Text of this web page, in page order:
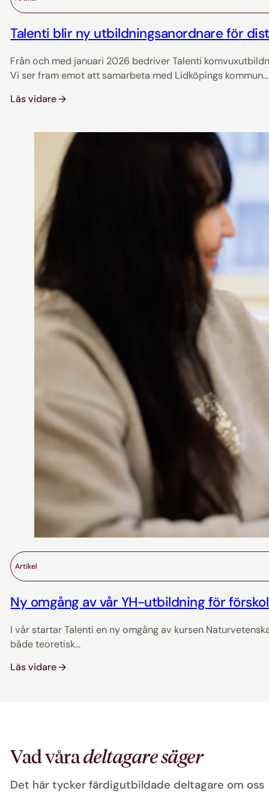
Talenti blir ny utbildningsanordnare för
Från och med januari 2026 bedriver Talenti
Vi ser fram emot att samarbeta med Lidköpings kommun...
Läs vidare
Artikel
Ny omgång av vår YH-utbildning för
I vår startar Talenti en ny omgång av kursen
både teoretisk...
Läs vidare
Vad våradeltagare säger
Det här tycker färdigutbildade deltagare om oss